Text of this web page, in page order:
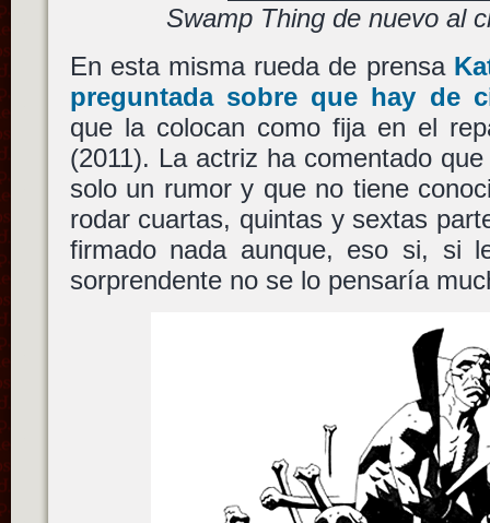
Swamp Thing de nuevo al
En esta misma rueda de prensa
preguntada sobre que hay de
que la colocan como fija en el
(2011). La actriz ha comentado
solo un rumor y que no tiene
rodar cuartas, quintas y sextas
firmado nada aunque, eso si, si
sorprendente no se lo pensaría